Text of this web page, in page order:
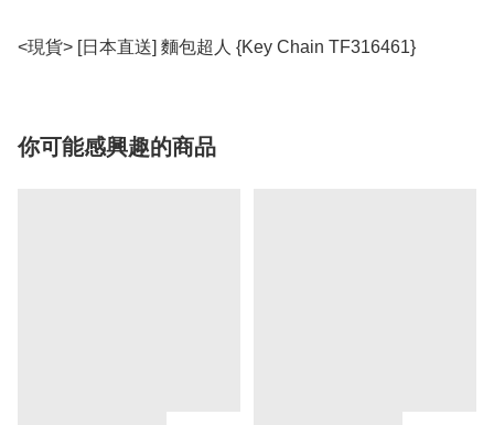
<現貨> [日本直送] 麵包超人 {Key Chain TF316461}
你可能感興趣的商品